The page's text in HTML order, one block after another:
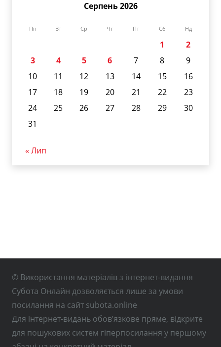
Серпень 2026
Пн Вт Ср Чт Пт Сб Нд
1
2
3
4 5 6 7 8
9
10
11 12 13 14 15
16
17
18 19 20 21 22
23
24
25 26 27 28 29
30
31
« Лип
© Використання матеріалів з інтернет-видання
Субота Онлайн дозволяється лише за умови
посилання на сайт subota.online
Для інтернет-видань обов’язкове пряме, відкрите
для пошукових систем гіперпосилання у першому